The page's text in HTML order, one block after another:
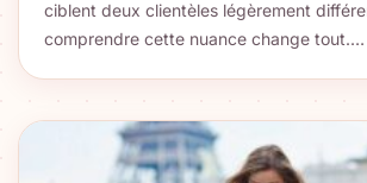
ciblent deux clientèles légèrement
comprendre cette nuance change tout.…